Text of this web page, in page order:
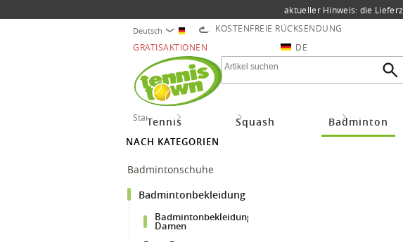
aktueller Hinweis: die
Deutsch KOSTENFREIE RÜCKSENDUNG
GRATISAKTIONEN
DE
Tennis Squash Badminton
Startseite Badmintonbekleidung
Damen
NACH KATEGORIEN
Badmintonschuhe
Badmintonbekleidung
Badmintonbekleidung
Damen